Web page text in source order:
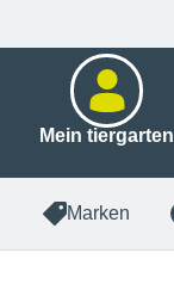
Mein tiergarten
Marken